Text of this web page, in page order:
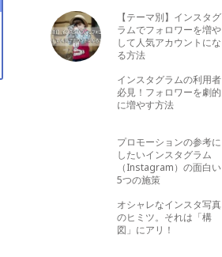
【テーマ別】インスタグ
ラムでフォロワーを増や
して人気アカウントにな
る方法
インスタグラムの利用者
必見！フォロワーを劇的
に増やす方法
プロモーションの参考に
したいインスタグラム
（Instagram）の面白い
5つの施策
オシャレなインスタ写真
のヒミツ。それは「構
図」にアリ！